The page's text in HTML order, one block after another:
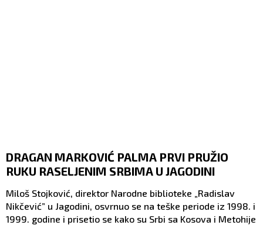
DRAGAN MARKOVIĆ PALMA PRVI PRUŽIO
RUKU RASELJENIM SRBIMA U JAGODINI
Miloš Stojković, direktor Narodne biblioteke „Radislav
Nikčević” u Jagodini, osvrnuo se na teške periode iz 1998. i
1999. godine i prisetio se kako su Srbi sa Kosova i Metohije